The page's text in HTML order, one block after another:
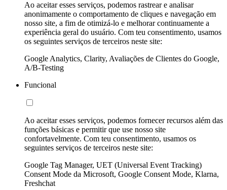
Ao aceitar esses serviços, podemos rastrear e analisar
anonimamente o comportamento de cliques e navegação em
nosso site, a fim de otimizá-lo e melhorar continuamente a
experiência geral do usuário. Com teu consentimento, usamos
os seguintes serviços de terceiros neste site:
Google Analytics, Clarity, Avaliações de Clientes do Google,
A/B-Testing
Funcional
Ao aceitar esses serviços, podemos fornecer recursos além das
funções básicas e permitir que use nosso site
confortavelmente. Com teu consentimento, usamos os
seguintes serviços de terceiros neste site:
Google Tag Manager, UET (Universal Event Tracking)
Consent Mode da Microsoft, Google Consent Mode, Klarna,
Freshchat